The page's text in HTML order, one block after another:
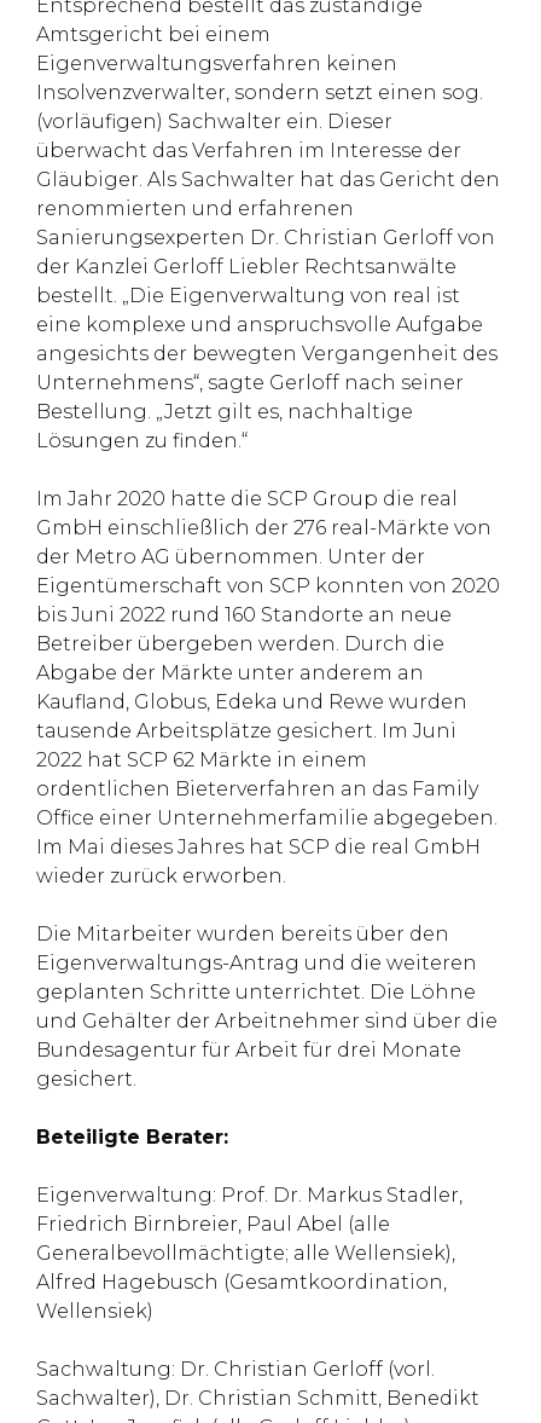
Entsprechend bestellt das zuständige
Amtsgericht bei einem
Eigenverwaltungsverfahren keinen
Insolvenzverwalter, sondern setzt einen sog.
(vorläufigen) Sachwalter ein. Dieser
überwacht das Verfahren im Interesse der
Gläubiger. Als Sachwalter hat das Gericht den
renommierten und erfahrenen
Sanierungsexperten Dr. Christian Gerloff von
der Kanzlei Gerloff Liebler Rechtsanwälte
bestellt. „Die Eigenverwaltung von real ist
eine komplexe und anspruchsvolle Aufgabe
angesichts der bewegten Vergangenheit des
Unternehmens“, sagte Gerloff nach seiner
Bestellung. „Jetzt gilt es, nachhaltige
Lösungen zu finden.“
Im Jahr 2020 hatte die SCP Group die real
GmbH einschließlich der 276 real-Märkte von
der Metro AG übernommen. Unter der
Eigentümerschaft von SCP konnten von 2020
bis Juni 2022 rund 160 Standorte an neue
Betreiber übergeben werden. Durch die
Abgabe der Märkte unter anderem an
Kaufland, Globus, Edeka und Rewe wurden
tausende Arbeitsplätze gesichert. Im Juni
2022 hat SCP 62 Märkte in einem
ordentlichen Bieterverfahren an das Family
Office einer Unternehmerfamilie abgegeben.
Im Mai dieses Jahres hat SCP die real GmbH
wieder zurück erworben.
Die Mitarbeiter wurden bereits über den
Eigenverwaltungs-Antrag und die weiteren
geplanten Schritte unterrichtet. Die Löhne
und Gehälter der Arbeitnehmer sind über die
Bundesagentur für Arbeit für drei Monate
gesichert.
Beteiligte Berater:
Eigenverwaltung: Prof. Dr. Markus Stadler,
Friedrich Birnbreier, Paul Abel (alle
Generalbevollmächtigte; alle Wellensiek),
Alfred Hagebusch (Gesamtkoordination,
Wellensiek)
Sachwaltung: Dr. Christian Gerloff (vorl.
Sachwalter), Dr. Christian Schmitt, Benedikt